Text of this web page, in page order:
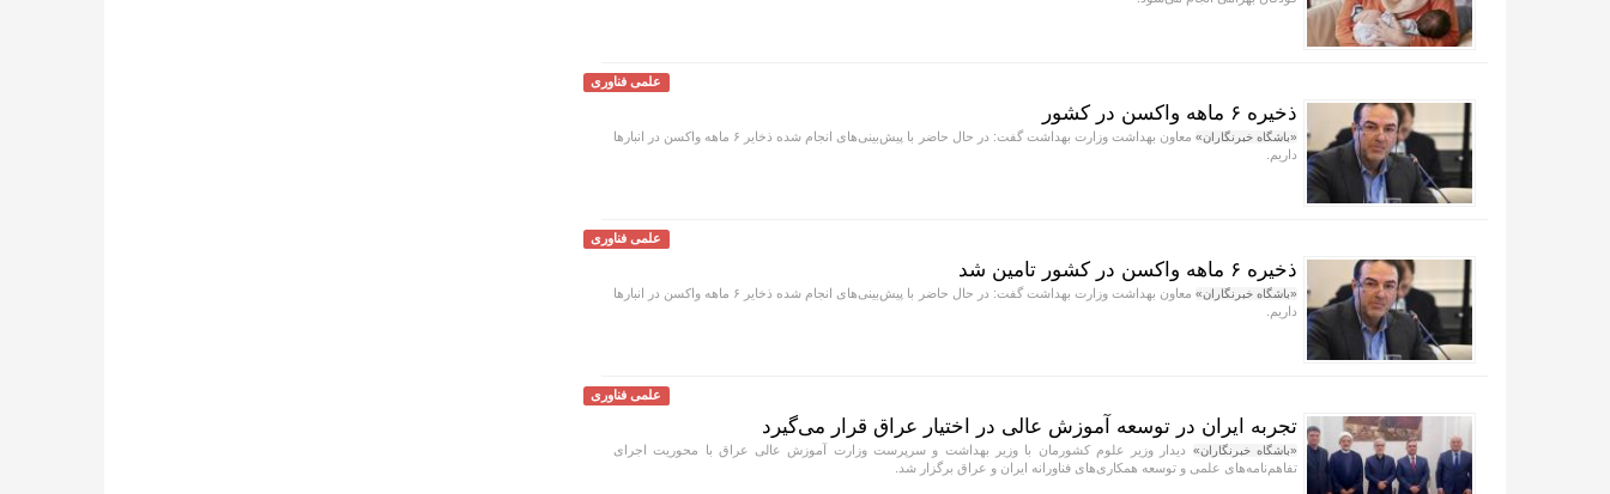
علمی فناوری
ذخیره ۶ ماهه واکسن در کشور
«باشگاه خبرنگاران»
معاون بهداشت وزارت بهداشت گفت: در حال حاضر با پیش‌بینی‌های انجام شده ذخایر ۶ ماهه واکسن در انبار‌ها
داریم.
علمی فناوری
ذخیره ۶ ماهه واکسن در کشور تامین شد
«باشگاه خبرنگاران»
معاون بهداشت وزارت بهداشت گفت: در حال حاضر با پیش‌بینی‌های انجام شده ذخایر ۶ ماهه واکسن در انبار‌ها
داریم.
علمی فناوری
تجربه ایران در توسعه آموزش عالی در اختیار عراق قرار می‌گیرد
«باشگاه خبرنگاران» دیدار وزیر علوم کشورمان با وزیر بهداشت و سرپرست وزارت آموزش عالی عراق با محوریت اجرای
تفاهم‌نامه‌های علمی و توسعه همکاری‌های فناورانه ایران و عراق برگزار شد.